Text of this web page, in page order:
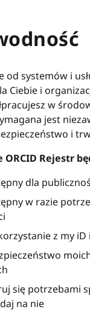
od systemów i
Ciebie i
w
jest
i
ORCID Rejestr
dla
w razie
z my iD
się potrzebami
na nie